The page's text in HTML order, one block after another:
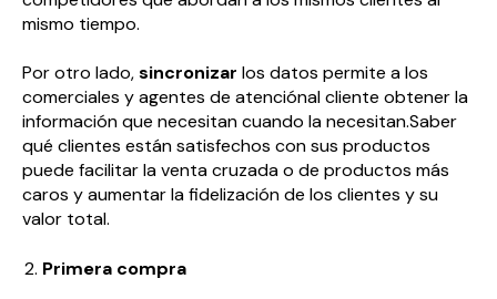
mismo tiempo.
Por otro lado,sincronizar los datos permite a los
comerciales y agentes de atenciónal cliente obtener la
información que necesitan cuando la necesitan.Saber
qué clientes están satisfechos con sus productos
puede facilitar la venta cruzada o de productos más
caros y aumentar la fidelización de los clientes y su
valor total.
Primera compra